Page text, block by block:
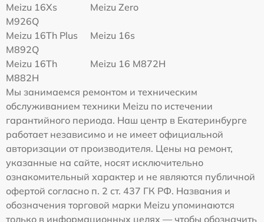
Meizu 16Xs
M926Q
Meizu Zero
Meizu 16Th Plus
M892Q
Meizu 16s
Meizu 16Th
M882H
Meizu 16 M872H
Мы занимаемся ремонтом и техническим
обслуживанием техники Meizu по истечении
гарантийного периода. Наш центр в Екатеринбурге
работает независимо и не имеет официальной
авторизации от производителя. Цены на ремонт,
указанные на сайте, носят исключительно
ознакомительный характер и не являются публичной
офертой согласно п. 2 ст. 437 ГК РФ. Названия и
обозначения торговой марки Meizu упоминаются
только в информационных целях — чтобы обозначить